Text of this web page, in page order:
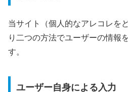
当サイト（個人的なアレコレを
り二つの方法でユーザーの情報
す。
ユーザー自身による入力